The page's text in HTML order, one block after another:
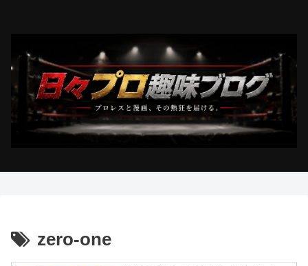
zero-one